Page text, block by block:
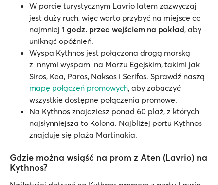
W porcie turystycznym Lavrio latem zazwyczaj
jest duży ruch, więc warto przybyć na miejsce co
najmniej 1 godz. przed wejściem na pokład, aby
uniknąć opóźnień.
Wyspa Kythnos jest połączona drogą morską
z innymi wyspami na Morzu Egejskim, takimi jak
Siros, Kea, Paros, Naksos i Serifos. Sprawdź naszą
mapę połączeń promowych, aby zobaczyć
wszystkie dostępne połączenia promowe.
Na Kythnos znajdziesz ponad 60 plaż, z których
najsłynniejsza to Kolona. Najbliżej portu Kythnos
znajduje się plaża Martinakia.
Gdzie można wsiąść na prom z Aten (Lavrio) na
Kythnos?